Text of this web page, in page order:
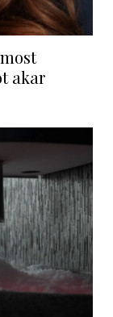
akar